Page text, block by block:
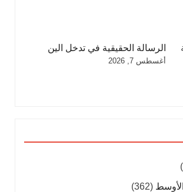
الرسالة الحقيقية في تدخل الين
أغسطس 7, 2026
(362)